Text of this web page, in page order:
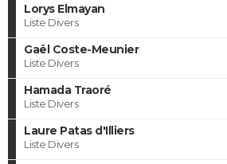
Lorys Elmayan
Liste Divers
Gaël Coste-Meunier
Liste Divers
Hamada Traoré
Liste Divers
Laure Patas d'Illiers
Liste Divers